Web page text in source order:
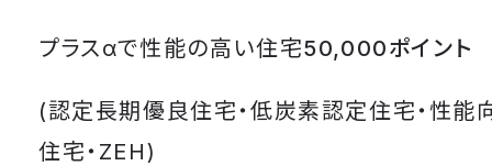
プラスαで性能の高い住宅50,000ポイント
(認定長期優良住宅・低炭素認定住宅・性能
住宅・ZEH)